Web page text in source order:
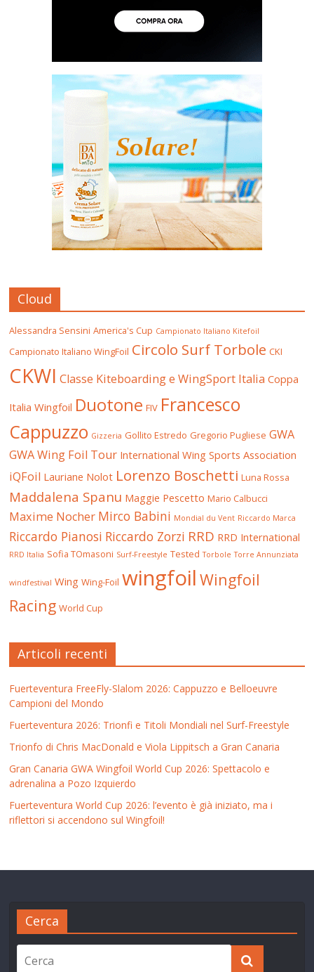
Cloud
Alessandra Sensini America's Cup Campionato Italiano Kitefoil
Campionato Italiano WingFoil Circolo Surf Torbole CKI
CKWI Classe Kiteboarding e WingSport Italia Coppa
Italia Wingfoil Duotone FIV Francesco
Cappuzzo Gizzeria Gollito Estredo Gregorio Pugliese GWA
GWA Wing Foil Tour International Wing Sports Association
iQFoil Lauriane Nolot Lorenzo Boschetti Luna Rossa
Maddalena Spanu Maggie Pescetto Mario Calbucci
Maxime Nocher Mirco Babini Mondial du Vent Riccardo Marca
Riccardo Pianosi Riccardo Zorzi RRD RRD International
RRD Italia Sofia TOmasoni Surf-Freestyle Tested Torbole Torre Annunziata
windfestival Wing Wing-Foil wingfoil Wingfoil
Racing World Cup
Articoli recenti
Fuerteventura FreeFly-Slalom 2026: Cappuzzo e Belloeuvre
Campioni del Mondo
Fuerteventura 2026: Trionfi e Titoli Mondiali nel Surf-Freestyle
Trionfo di Chris MacDonald e Viola Lippitsch a Gran Canaria
Gran Canaria GWA Wingfoil World Cup 2026: Spettacolo e
adrenalina a Pozo Izquierdo
Fuerteventura World Cup 2026: l’evento è già iniziato, ma i
riflettori si accendono sul Wingfoil!
Cerca